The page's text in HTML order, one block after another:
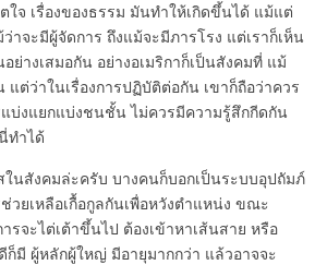
ใจ เรื่องของธรรม มันทำให้เกิดขึ้นได้ แม้แต่
าจะมีผู้จัดการ ถึงแม้จะมีภารโรง แต่เราก็เห็น
ย่างเสมอกัน อย่างอเมริกาก็เป็นสังคมที่ แม้
ต่ว่าในเรื่องการปฏิบัติต่อกัน เขาก็ถือว่าควร
แบ่งแยกแบ่งชนชั้น ไม่ควรมีความรู้สึกกีดกัน
ทำได้
ในสังคมล่ะครับ บางคนก็บอกเป็นระบบอุปถัมภ์
วยเหลือเกื้อกูลกันเพื่อหวังตำแหน่ง ขณะ
รจะไต่เต้าขึ้นไป ต้องเข้าหาเส้นสาย หรือ
ก็มี ผู้หลักผู้ใหญ่ มีอายุมากกว่า แล้วอาจจะ